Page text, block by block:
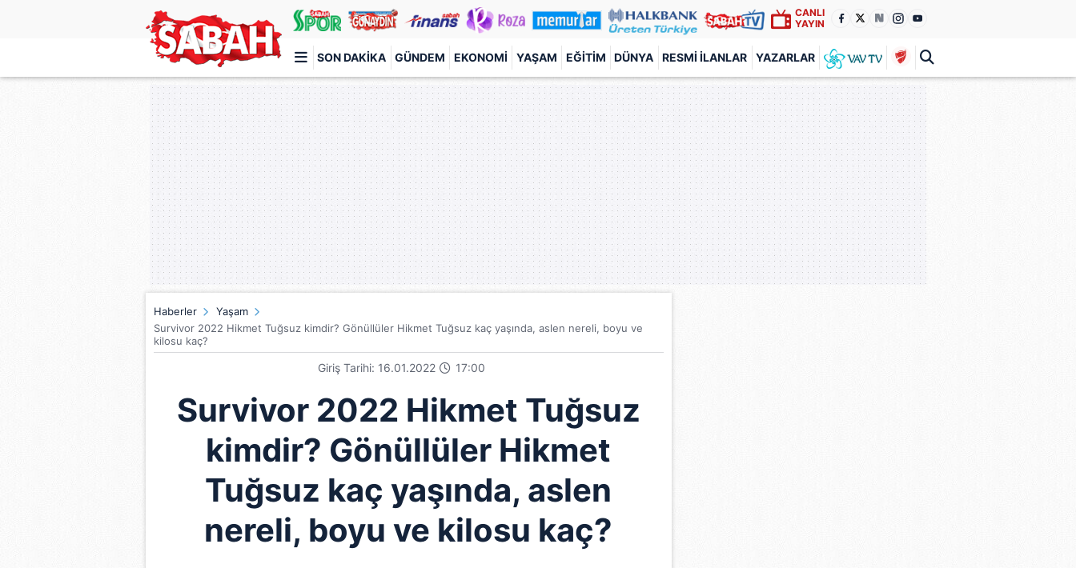
CANLI
YAYIN
SON DAKIKA GÜNDEM EKONOMI YAŞAM EĞITIM DÜNYA RESMI İLANLAR YAZARLAR
Türkiye'nin en iyi haber sitesi
Haberler
Yaşam
Survivor 2022 Hikmet Tuğsuz kimdir? Gönüllüler Hikmet Tuğsuz kaç yaşında, aslen nereli, boyu ve
kilosu kaç?
Giriş Tarihi: 16.01.2022 17:00
Survivor 2022 Hikmet Tuğsuz
kimdir? Gönüllüler Hikmet
Tuğsuz kaç yaşında, aslen
nereli, boyu ve kilosu kaç?